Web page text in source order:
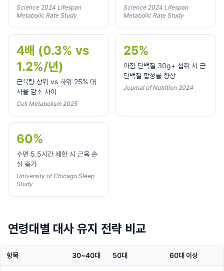
Science 2024 Lifespan
Metabolic Rate Study
Science 2024 Lifespan
Metabolic Rate Study
4배 (0.3% vs
1.2%/년)
근육량 상위 vs 하위 25% 대
사율 감소 차이
Cell Metabolism 2025
25%
아침 단백질 30g+ 섭취 시 근
단백질 합성률 향상
Journal of Nutrition 2024
60%
수면 5.5시간 제한 시 근육 손
실 증가
University of Chicago Sleep
Study
연령대별 대사 유지 전략 비교
항목 30~40대 50대 60대 이상